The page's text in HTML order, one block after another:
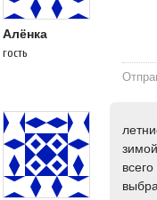
Алёнка
гость